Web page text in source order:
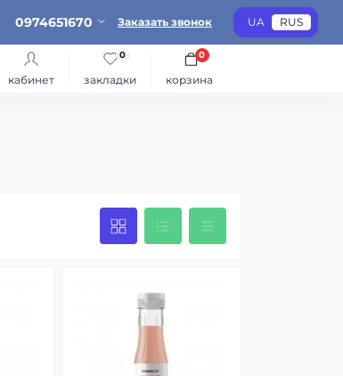
0974651670 Заказать звонок UA RUS
кабинет закладки
0
корзина
0